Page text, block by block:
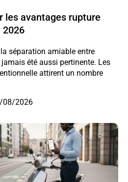
les avantages rupture
2026
séparation amiable entre
été aussi pertinente. Les
attirent un nombre
08/2026